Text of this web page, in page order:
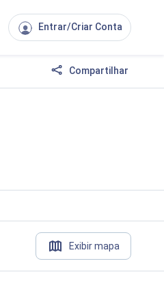
Entrar/Criar Conta
Compartilhar
Exibir mapa